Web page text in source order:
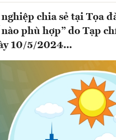
chia sẻ tại Tọa
phù hợp” do Tạp
10/5/2024...